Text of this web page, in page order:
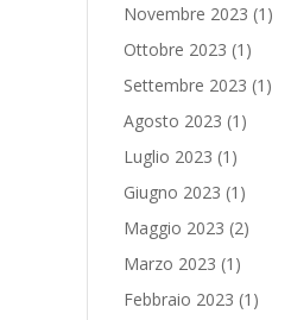
Novembre 2023 (1)
Ottobre 2023 (1)
Settembre 2023 (1)
Agosto 2023 (1)
Luglio 2023 (1)
Giugno 2023 (1)
Maggio 2023 (2)
Marzo 2023 (1)
Febbraio 2023 (1)